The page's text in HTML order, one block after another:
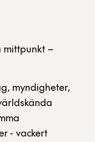
mittpunkt –
myndigheter,
- vackert